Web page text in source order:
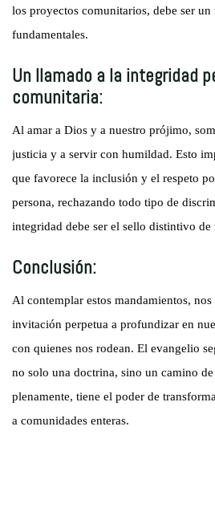
los proyectos comunitarios, debe ser
fundamentales.
Un llamado a la integridad
comunitaria:
Al amar a Dios y a nuestro prójimo,
justicia y a servir con humildad. Esto
que favorece la inclusión y el respeto
persona, rechazando todo tipo de
integridad debe ser el sello distintivo de
Conclusión:
Al contemplar estos mandamientos, nos
invitación perpetua a profundizar en
con quienes nos rodean. El evangelio
no solo una doctrina, sino un camino
plenamente, tiene el poder de
a comunidades enteras.